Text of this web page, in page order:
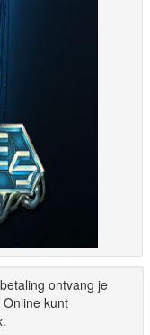
ontvang je
kunt